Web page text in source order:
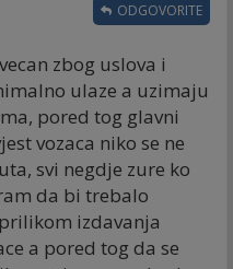
zbog uslova i
ulaze a uzimaju
pored tog glavni
vozaca niko se ne
svi negdje zure ko
da bi trebalo
izdavanja
a pored tog da se
ODGOVORITE